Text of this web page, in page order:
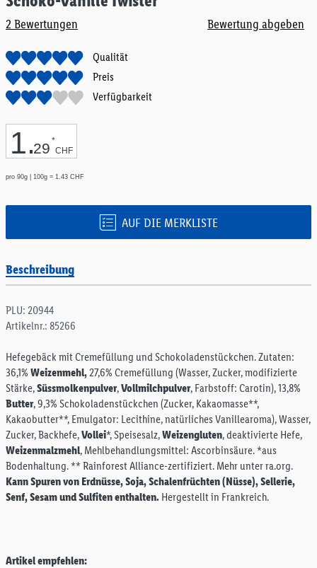
2 Bewertungen Bewertung abgeben
Qualität
Preis
Verfügbarkeit
1.29 *
CHF
pro 90g | 100g = 1.43 CHF
AUF DIE MERKLISTE
Anfang
der
springen
Beschreibung
PLU: 20944
Artikelnr.: 85266
Hefegebäck mit Cremefüllung und Schokoladenstückchen. Zutaten:
36,1% Weizenmehl,27,6% Cremefüllung (Wasser, Zucker, modifizierte
Stärke,Süssmolkenpulver,Vollmilchpulver, Farbstoff: Carotin), 13,8%
Butter, 9,3% Schokoladenstückchen (Zucker, Kakaomasse**,
Kakaobutter**, Emulgator: Lecithine, natürliches Vanillearoma), Wasser,
Zucker, Backhefe,Vollei*, Speisesalz,Weizengluten, deaktivierte Hefe,
Weizenmalzmehl, Mehlbehandlungsmittel: Ascorbinsäure. *aus
Bodenhaltung. ** Rainforest Alliance-zertifiziert. Mehr unter ra.org.
Kann Spuren von Erdnüsse, Soja, Schalenfrüchten (Nüsse), Sellerie,
Senf, Sesam und Sulfiten enthalten. Hergestellt in Frankreich.
Artikel empfehlen: